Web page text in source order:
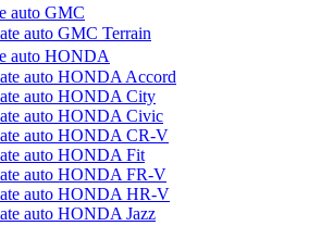
auto GMC
auto GMC Terrain
auto HONDA
auto HONDA Accord
auto HONDA City
auto HONDA Civic
auto HONDA CR-V
auto HONDA Fit
auto HONDA FR-V
auto HONDA HR-V
auto HONDA Jazz